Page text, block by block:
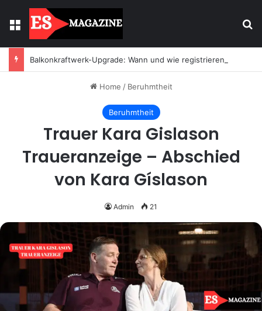
Menu
Balkonkraftwerk-Upgrade: Wann und wie registrieren
Home / Beruhmtheit
Beruhmtheit
Trauer Kara Gislason
Traueranzeige – Abschied
von Kara Gíslason
Admin 21